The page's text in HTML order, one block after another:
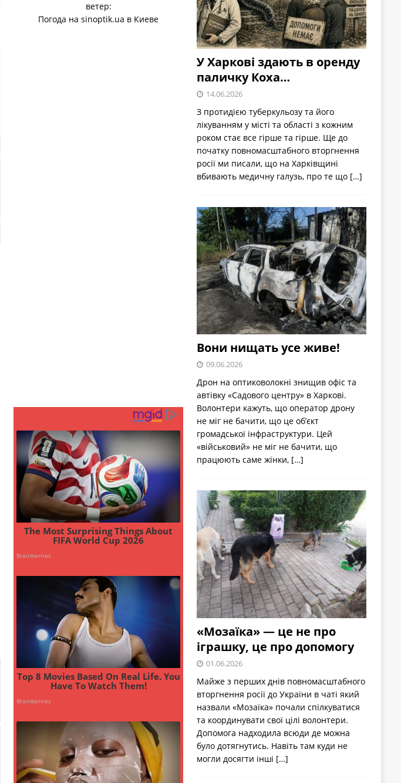
ветер:
Погода наsinoptik.ua в Киеве
У Харкові здають в оренду
паличку Коха…
14.06.2026
З протидією туберкульозу та його
лікуванням у місті та області з кожним
роком стає все гірше та гірше. Ще до
початку повномасштабного вторгнення
росії ми писали, що на Харківщині
вбивають медичну галузь, про те що […]
Вони нищать усе живе!
09.06.2026
Дрон на оптиковолокні знищив офіс та
автівку «Садового центру» в Харкові.
Волонтери кажуть, що оператор дрону
не міг не бачити, що це об’єкт
громадської інфраструктури. Цей
«військовий» не міг не бачити, що
працюють саме жінки, […]
«Мозаїка» — це не про
іграшку, це про допомогу
01.06.2026
Майже з перших днів повномасштабного
вторгнення росії до України в чаті який
назвали «Мозаїка» почали спілкуватися
та координувати свої цілі волонтери.
Допомога надходила всюди де можна
було дотягнутись. Навіть там куди не
могли досягти інші […]